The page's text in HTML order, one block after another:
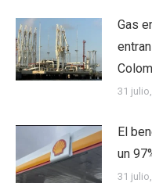
Gas
31
El
un
31